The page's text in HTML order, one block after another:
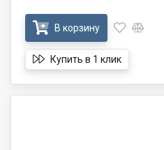
В корзину
Купить в 1 клик